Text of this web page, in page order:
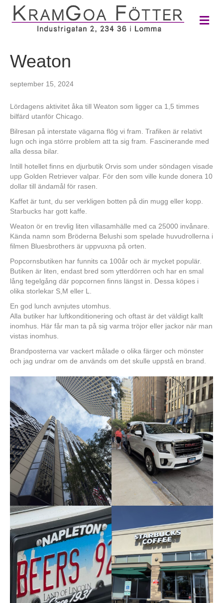
M
e
Weaton
september 15, 2024
Lördagens aktivitet åka till Weaton som ligger ca 1,5 timmes
bilfärd utanför Chicago.
Bilresan på interstate vägarna flög vi fram. Trafiken är relativt
lugn och inga större problem att ta sig fram. Fascinerande med
alla dessa bilar.
Intill hotellet finns en djurbutik Orvis som under söndagen visade
upp Golden Retriever valpar. För den som ville kunde donera 10
dollar till ändamål för rasen.
Kaffet är tunt, du ser verkligen botten på din mugg eller kopp.
Starbucks har gott kaffe.
Weaton ör en trevlig liten villasamhälle med ca 25000 invånare.
Kända namn som Bröderna Belushi som spelade huvudrollerna i
filmen Bluesbrothers är uppvuxna på orten.
Popcornsbutiken har funnits ca 100år och är mycket populär.
Butiken är liten, endast bred som ytterdörren och har en smal
lång tegelgång där popcornen finns längst in. Dessa köpes i
olika storlekar S,M eller L.
En god lunch avnjutes utomhus.
Alla butiker har luftkonditionering och oftast är det väldigt kallt
inomhus. Här får man ta på sig varma tröjor eller jackor när man
vistas inomhus.
Brandposterna var vackert målade o olika färger och mönster
och jag undrar om de används om det skulle uppstå en brand.